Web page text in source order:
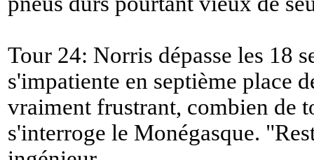
Tour 24: Norris dépasse les 18
s'impatiente en septième place
vraiment frustrant, combien de
s'interroge le Monégasque. "